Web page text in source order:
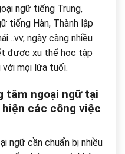
ngữ tiếng Trung,
tiếng Hàn, Thành lập
ngày càng nhiều
được xu thế học tập
với mọi lứa tuổi.
tâm ngoại ngữ tại
các công việc
ngữ cần chuẩn bị nhiều